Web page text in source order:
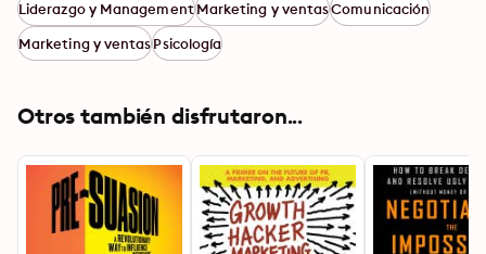
influence, Professor Robert Cialdini, Yes! presents
dozens of surprising discoveries from the science of
effective persuader.
Often counterintuitive, the findings presented in Yes!
will steer you away from common pitfalls while
empowering you with little known but proven wisdom.
Liderazgo y ManagementMarketing y ventasComunicación
Marketing y ventasPsicología
Otros también disfrutaron...